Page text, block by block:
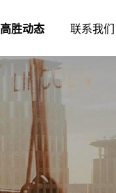
高胜动态 联系我们